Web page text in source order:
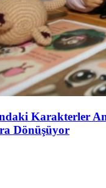
Karakterler
Dönüşüyor